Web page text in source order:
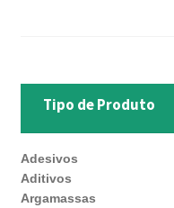
Tipo de Produto
Adesivos
Aditivos
Argamassas